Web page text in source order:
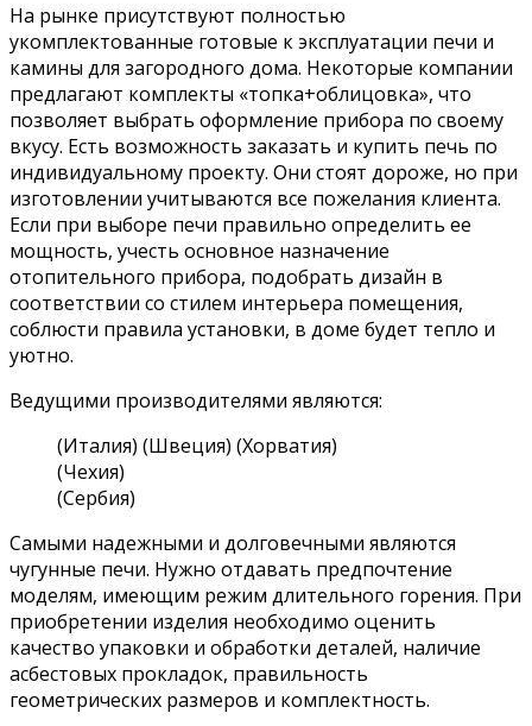
На рынке присутствуют полностью
укомплектованные готовые к эксплуатации печи и
камины для загородного дома. Некоторые компании
предлагают комплекты «топка+облицовка», что
позволяет выбрать оформление прибора по своему
вкусу. Есть возможность заказать и купить печь по
индивидуальному проекту. Они стоят дороже, но при
изготовлении учитываются все пожелания клиента.
Если при выборе печи правильно определить ее
мощность, учесть основное назначение
отопительного прибора, подобрать дизайн в
соответствии со стилем интерьера помещения,
соблюсти правила установки, в доме будет тепло и
уютно.
Ведущими производителями являются:
(Италия) (Швеция) (Хорватия)
(Чехия)
(Сербия)
Самыми надежными и долговечными являются
чугунные печи. Нужно отдавать предпочтение
моделям, имеющим режим длительного горения. При
приобретении изделия необходимо оценить
качество упаковки и обработки деталей, наличие
асбестовых прокладок, правильность
геометрических размеров и комплектность.